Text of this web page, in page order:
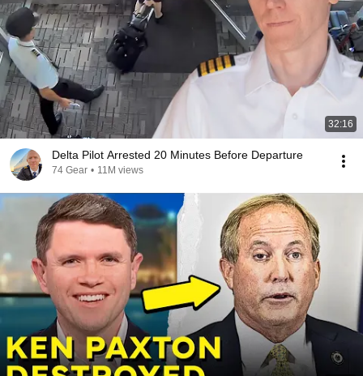
32:16
Delta Pilot Arrested 20 Minutes Before Departure
74 Gear • 11M views